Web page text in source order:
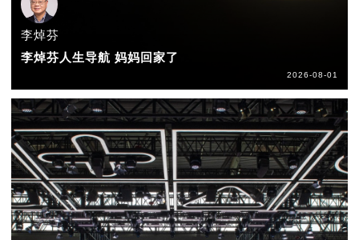
李焯芬
李焯芬人生导航 妈妈回家了
2026-08-01